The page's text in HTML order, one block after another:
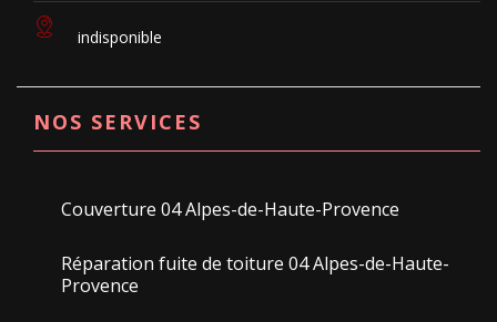
indisponible
NOS SERVICES
Couverture 04 Alpes-de-Haute-Provence
Réparation fuite de toiture 04 Alpes-de-Haute-
Provence